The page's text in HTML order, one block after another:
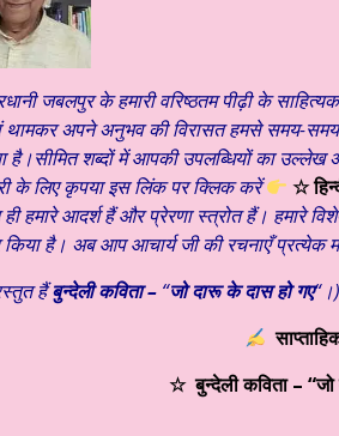
जबलपुर केहमारीवरिष्ठतम पीढ़ी के
थामकर अपने अनुभव की विरासत हमसे समय-समय
है।सीमित शब्दों में आपकी उपलब्धियों का उल्लेख
के लिए कृपया इस लिंक पर क्लिक करें
☆
ही हमारे आदर्श हैं और प्रेरणा स्त्रोतहैं। हमारे
किया है। अब आप आचार्य जी की रचनाएँ
हैंबुन्देली कविता – “जो दारू के दास हो गए“।)
☆बुन्देली कविता –“